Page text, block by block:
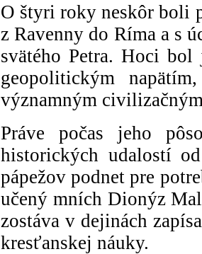
O štyri roky neskôr boli
z Ravenny do Ríma a s
svätého Petra. Hoci
geopolitickým
významným
Práve počas jeho
historických udalostí
pápežov podnet pre
učený mních Dionýz
zostáva v dejinách
kresťanskej náuky.